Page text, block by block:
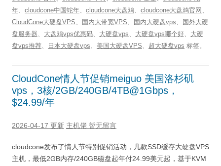
年、 cloudcone中国蛇年、 cloudcone大盘鸡、 cloudcone大盘鸡官网 、
CloudCone大硬盘VPS、 国内大带宽VPS、 国内大硬盘vps、
国外大硬
盘服务器、 大盘鸡vps优惠码、 大硬盘vps、 大硬盘vps哪个好、 大硬
盘vps推荐、 日本大硬盘vps、 美国大硬盘VPS、 超大硬盘vps 标签。
CloudCone情人节促销meiguo 美国洛杉矶
vps，3核/2GB/240GB/4TB@1Gbps，
$24.99/年
2026-04-17 更新 主机佬 暂无留言
cloudcone发布了情人节特别促销活动，几款SSD缓存大硬盘VPS
主机，最低2GB内存/240GB磁盘起年付24.99美元起，基于KVM